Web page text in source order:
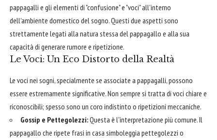
pappagalli e gli elementi di "confusione" e "voci" all'interno
dell'ambiente domestico del sogno. Questi due aspetti sono
strettamente legati alla natura stessa del pappagallo e alla sua
capacità di generare rumore e ripetizione.
Le Voci: Un Eco Distorto della Realtà
Le voci nei sogni, specialmente se associate a pappagalli, possono
essere estremamente significative. Non sempre si tratta di voci chiare e
riconoscibili; spesso sono un coro indistinto o ripetizioni meccaniche.
Gossip e Pettegolezzi:Questa è l'interpretazione più comune. Il
pappagallo che ripete frasi in casa simboleggia pettegolezzi o